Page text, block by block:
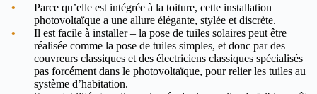
Parce qu’elle est intégrée à la toiture, cette installation
photovoltaïque a une allure élégante, stylée et discrète.
Il est facile à installer – la pose de tuiles solaires peut être
réalisée comme la pose de tuiles simples, et donc par des
couvreurs classiques et des électriciens classiques spécialisés
pas forcément dans le photovoltaïque, pour relier les tuiles au
système d’habitation.